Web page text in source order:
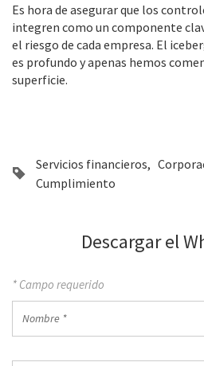
Es hora de asegurar que los
integren como un componente
el riesgo de cada empresa. El
es profundo y apenas hemos
superficie.
Servicios financieros
Cumplimiento
Descargar el
* Campo requerido